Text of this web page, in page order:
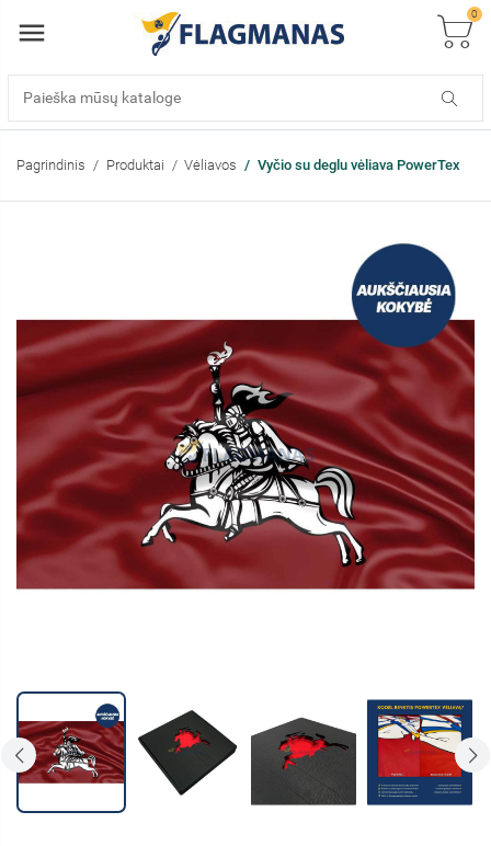
0
Pagrindinis Produktai Vėliavos Vyčio su deglu vėliava PowerTex